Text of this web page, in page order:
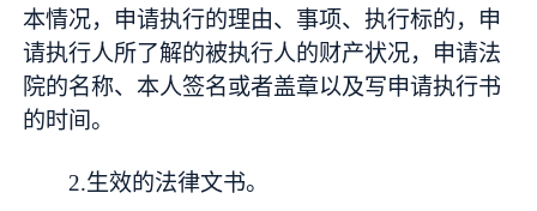
本情况，申请执行的理由、事项、执行标的，申
请执行人所了解的被执行人的财产状况，申请法
院的名称、本人签名或者盖章以及写申请执行书
的时间。
2.生效的法律文书。